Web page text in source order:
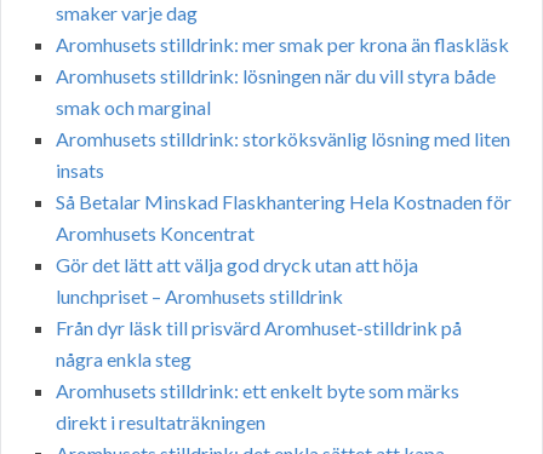
smaker varje dag
Aromhusets stilldrink: mer smak per krona än flaskläsk
Aromhusets stilldrink: lösningen när du vill styra både
smak och marginal
Aromhusets stilldrink: storköksvänlig lösning med liten
insats
Så Betalar Minskad Flaskhantering Hela Kostnaden för
Aromhusets Koncentrat
Gör det lätt att välja god dryck utan att höja
lunchpriset – Aromhusets stilldrink
Från dyr läsk till prisvärd Aromhuset-stilldrink på
några enkla steg
Aromhusets stilldrink: ett enkelt byte som märks
direkt i resultaträkningen